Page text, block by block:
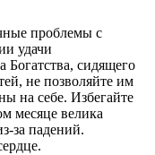
проблемы с
удачи
Богатства, сидящего
не позволяйте им
на себе. Избегайте
месяце велика
за падений.